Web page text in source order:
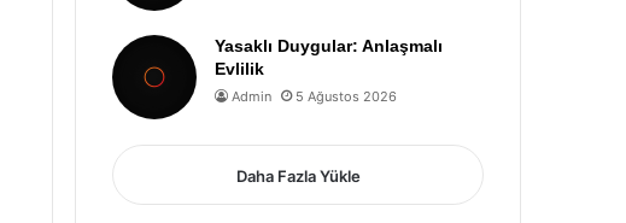
Yasaklı Duygular: Anlaşmalı
Evlilik
Admin 5 Ağustos 2026
Daha Fazla Yükle